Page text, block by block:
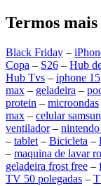
Termos
Black Friday –
Copa – S26 – Hub
Hub Tvs – iphone 15
max – geladeira –
protein – microondas
max – celular
ventilador–
– tablet – Bicicleta –
– maquina de lavar
geladeira frost free –
TV 50 polegadas –